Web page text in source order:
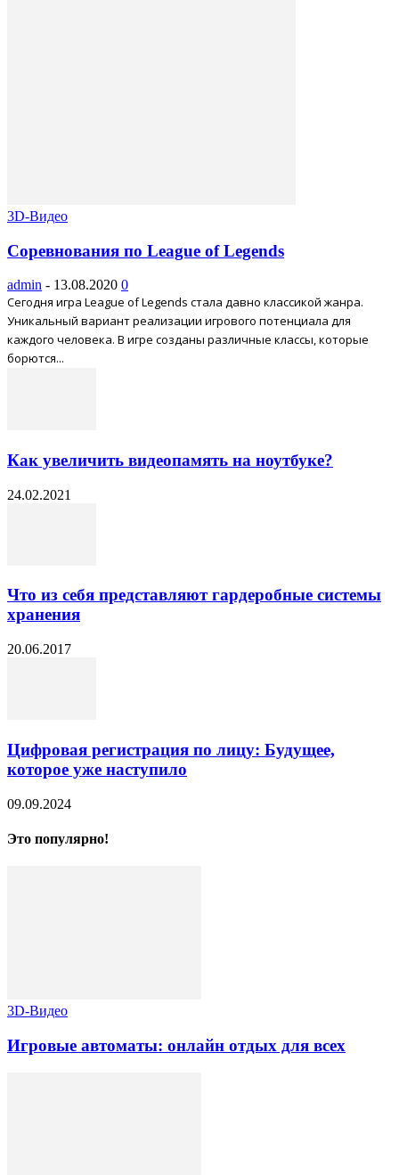
3D-Видео
Соревнования по League of Legends
admin - 13.08.2020 0
Сегодня игра League of Legends стала давно классикой жанра.
Уникальный вариант реализации игрового потенциала для
каждого человека. В игре созданы различные классы, которые
борются...
Как увеличить видеопамять на ноутбуке?
24.02.2021
Что из себя представляют гардеробные системы
хранения
20.06.2017
Цифровая регистрация по лицу: Будущее,
которое уже наступило
09.09.2024
Это популярно!
3D-Видео
Игровые автоматы: онлайн отдых для всех